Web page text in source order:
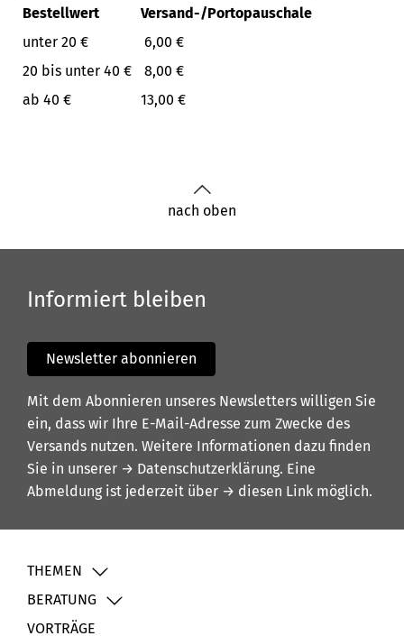
Bestellwert
Versand-/Portopauschale
unter 20 €
6,00 €
20 bis unter 40 €
8,00 €
ab 40 €
13,00 €
nach oben
Informiert bleiben
Newsletter abonnieren
Mit dem Abonnieren unseres Newsletters willigen Sie
ein, dass wir Ihre E-Mail-Adresse zum Zwecke des
Versands nutzen. Weitere Informationen dazu finden
Sie in unserer → Datenschutzerklärung. Eine
Abmeldung ist jederzeit über → diesen Link möglich.
THEMEN
BERATUNG
VORTRÄGE